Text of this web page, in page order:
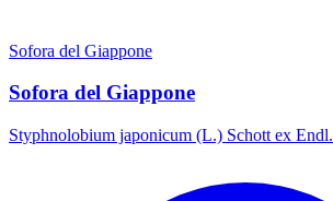
Sofora del Giappone
Sofora del Giappone
Styphnolobium japonicum (L.) Schott ex Endl.